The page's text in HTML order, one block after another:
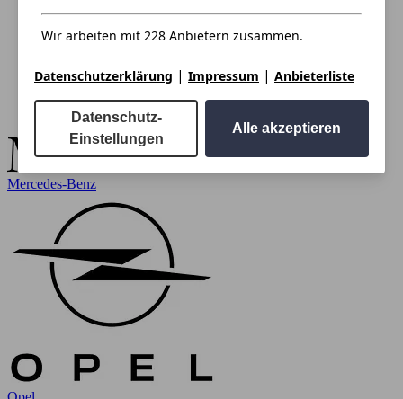
Mercedes-Benz
Wir arbeiten mit 228 Anbietern zusammen.
Datenschutzerklärung | Impressum | Anbieterliste
Datenschutz-
Einstellungen
Alle akzeptieren